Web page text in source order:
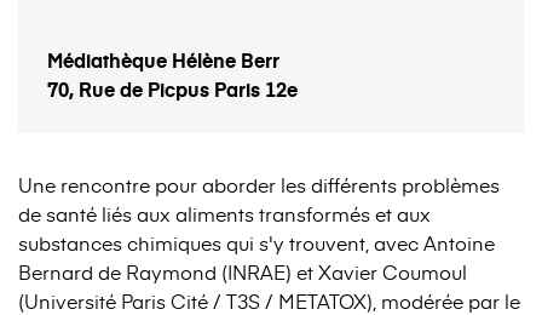
Médiathèque Hélène Berr
70, Rue de Picpus Paris 12e
Une rencontre pour aborder les différents problèmes
de santé liés aux aliments transformés et aux
substances chimiques qui s'y trouvent, avec Antoine
Bernard de Raymond (INRAE) et Xavier Coumoul
(Université Paris Cité / T3S / METATOX), modérée par le